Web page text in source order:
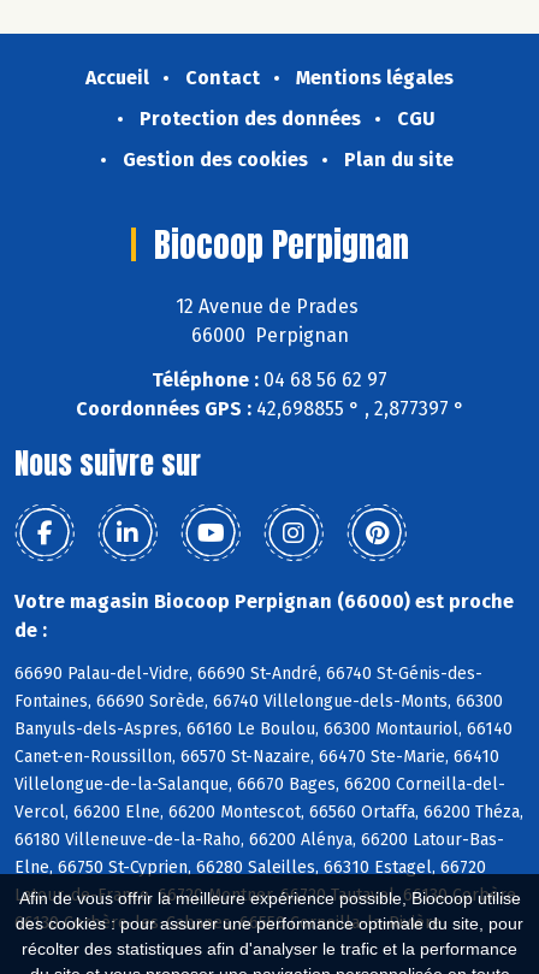
Afin de vous offrir la meilleure expérience possible, Biocoop utilise
des cookies : pour assurer une performance optimale du site, pour
récolter des statistiques afin d'analyser le trafic et la performance
Accueil Contact
Mentions légales
Protection des données
CGU
Gestion des cookies
Plan du site
Biocoop Perpignan
12 Avenue de Prades
66000 Perpignan
Téléphone : 04 68 56 62 97
Coordonnées GPS :42,698855 ° , 2,877397 °
Nous suivre sur
Votre magasin Biocoop Perpignan (66000) est proche
de :
66690 Palau-del-Vidre, 66690 St-André, 66740 St-Génis-des-
Fontaines, 66690 Sorède, 66740 Villelongue-dels-Monts, 66300
Banyuls-dels-Aspres, 66160 Le Boulou, 66300 Montauriol, 66140
Canet-en-Roussillon, 66570 St-Nazaire, 66470 Ste-Marie, 66410
Villelongue-de-la-Salanque, 66670 Bages, 66200 Corneilla-del-
Vercol, 66200 Elne, 66200 Montescot, 66560 Ortaffa, 66200 Théza,
66180 Villeneuve-de-la-Raho, 66200 Alénya, 66200 Latour-Bas-
Elne, 66750 St-Cyprien, 66280 Saleilles, 66310 Estagel, 66720
Latour-de-France, 66720 Montner, 66720 Tautavel, 66130 Corbère,
66130 Corbère-les-Cabanes, 66550 Corneilla-la-Rivière